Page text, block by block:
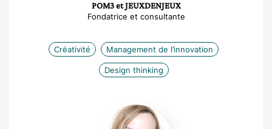
POM3 et JEUXDENJEUX
Fondatrice et consultante
Créativité Management de l’innovation
Design thinking
Amélie
Cornu